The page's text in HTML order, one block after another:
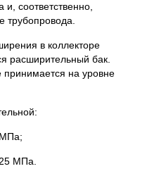
соответственно,
трубопровода.
в коллекторе
расширительный бак.
принимается на уровне
МПа.